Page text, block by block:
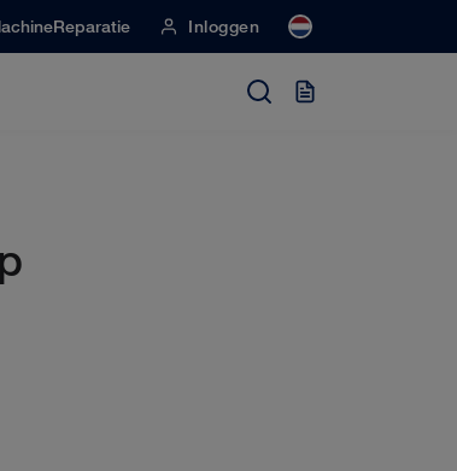
Inloggen